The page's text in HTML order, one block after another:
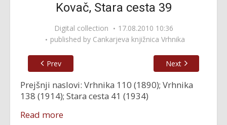
Kovač, Stara cesta 39
Digital collection
17.08.2010 10:36
published by Cankarjeva knjižnica Vrhnika
Prev Next
Prejšnji naslovi: Vrhnika 110 (1890); Vrhnika
138 (1914); Stara cesta 41 (1934)
Read more